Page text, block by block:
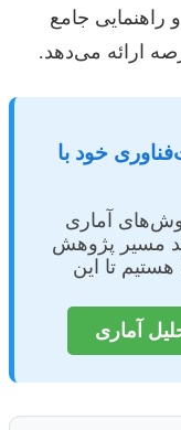
راهنمایی جامع
ارائه می‌دهد.
خود با
آماری
مسیر پژوهش
تا این
آماری